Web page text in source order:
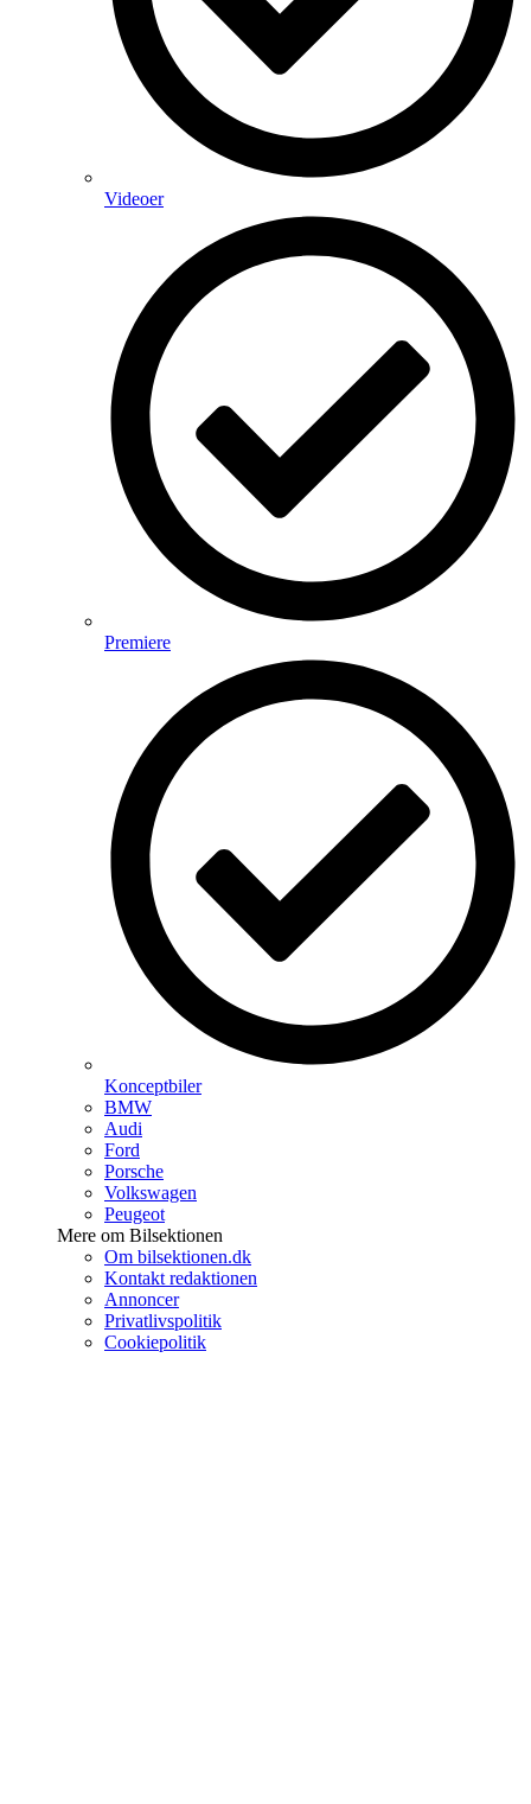
Videoer
Premiere
Konceptbiler
BMW
Audi
Ford
Porsche
Volkswagen
Peugeot
Mere om Bilsektionen
Om bilsektionen.dk
Kontakt redaktionen
Annoncer
Privatlivspolitik
Cookiepolitik